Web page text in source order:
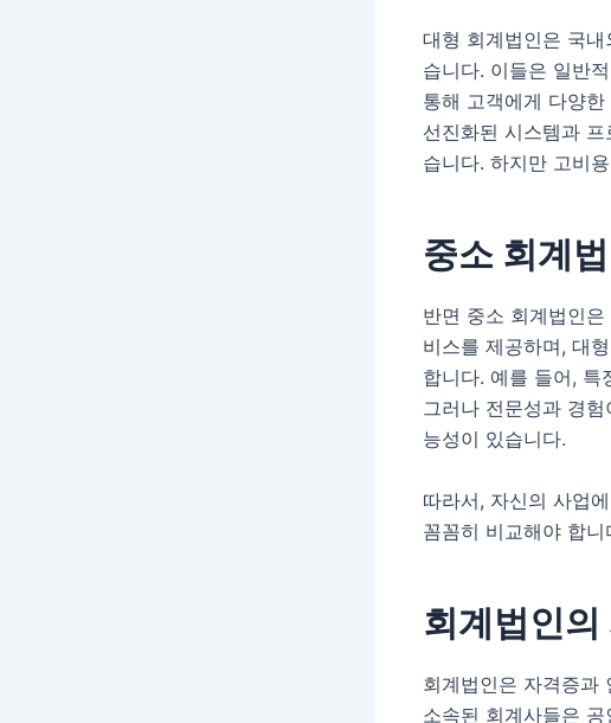
대형 회계법인은 국
습니다. 이들은 일반
통해 고객에게 다양
선진화된 시스템과
습니다. 하지만 고비
중소 회계
반면 중소 회계법인
비스를 제공하며, 대
합니다. 예를 들어, 특
그러나 전문성과 경
능성이 있습니다.
따라서, 자신의 사업
꼼꼼히 비교해야 합니
회계법인의
회계법인은 자격증과
소속된 회계사들은